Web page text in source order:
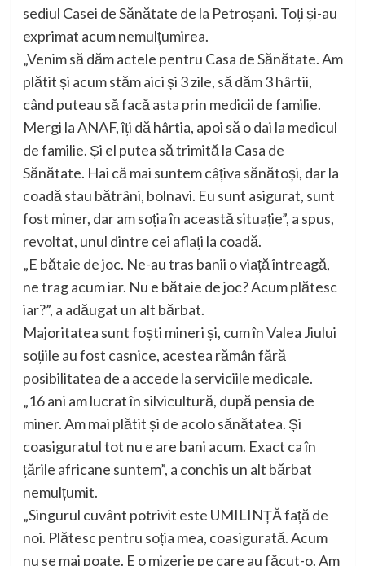
sediul Casei de Sănătate de la Petroșani. Toți și-au
exprimat acum nemulțumirea.
„Venim să dăm actele pentru Casa de Sănătate. Am
plătit și acum stăm aici și 3 zile, să dăm 3 hârtii,
când puteau să facă asta prin medicii de familie.
Mergi la ANAF, îți dă hârtia, apoi să o dai la medicul
de familie. Și el putea să trimită la Casa de
Sănătate. Hai că mai suntem câțiva sănătoși, dar la
coadă stau bătrâni, bolnavi. Eu sunt asigurat, sunt
fost miner, dar am soția în această situație”, a spus,
revoltat, unul dintre cei aflați la coadă.
„E bătaie de joc. Ne-au tras banii o viață întreagă,
ne trag acum iar. Nu e bătaie de joc? Acum plătesc
iar?”, a adăugat un alt bărbat.
Majoritatea sunt foști mineri și, cum în Valea Jiului
soțiile au fost casnice, acestea rămân fără
posibilitatea de a accede la serviciile medicale.
„16 ani am lucrat în silvicultură, după pensia de
miner. Am mai plătit și de acolo sănătatea. Și
coasiguratul tot nu e are bani acum. Exact ca în
țările africane suntem”, a conchis un alt bărbat
nemulțumit.
„Singurul cuvânt potrivit este UMILINȚĂ față de
noi. Plătesc pentru soția mea, coasigurată. Acum
nu se mai poate. E o mizerie pe care au făcut-o. Am